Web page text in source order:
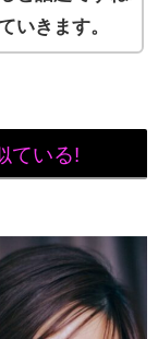
いきます。
ている!